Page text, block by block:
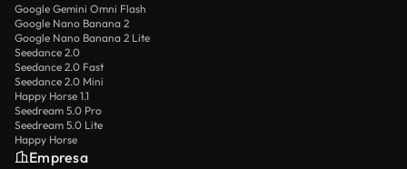
Google Gemini Omni Flash
Google Nano Banana 2
Google Nano Banana 2 Lite
Seedance 2.0
Seedance 2.0 Fast
Seedance 2.0 Mini
Happy Horse 1.1
Seedream 5.0 Pro
Seedream 5.0 Lite
Happy Horse
Empresa